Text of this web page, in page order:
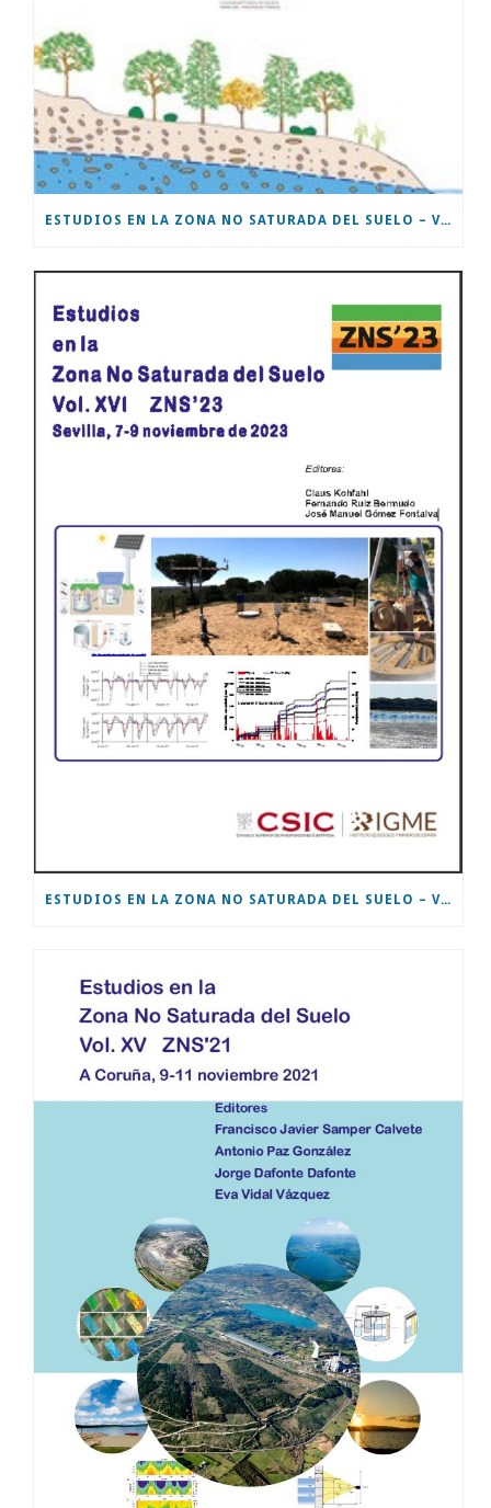
ESTUDIOS EN LA ZONA NO SATURADA DEL SUELO – VOL XVII – ZNS’25
ESTUDIOS EN LA ZONA NO SATURADA DEL SUELO – VOL XVI – ZNS’23